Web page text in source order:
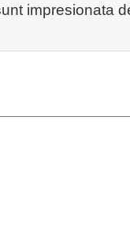
impresionata